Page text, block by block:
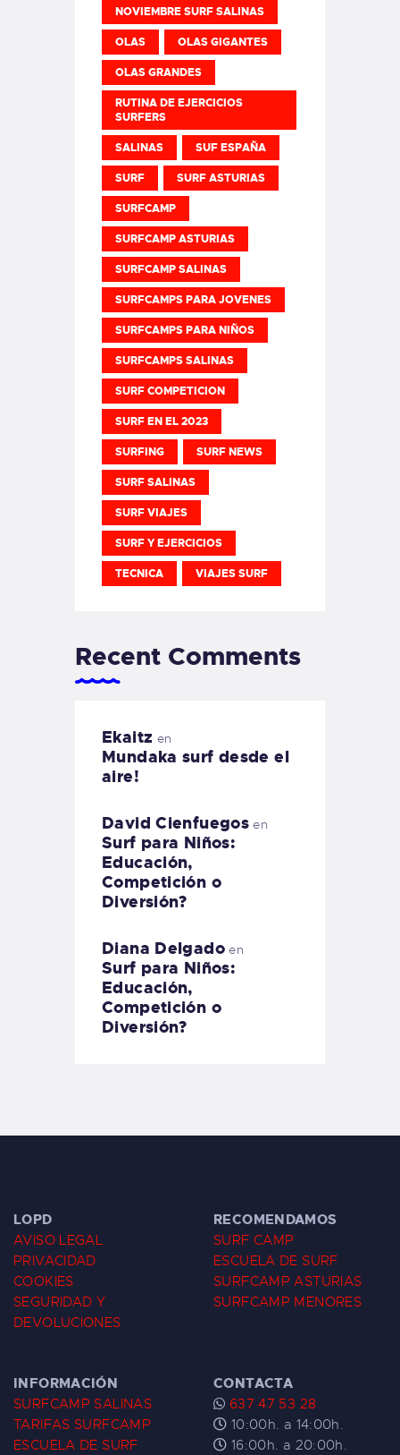
NOVIEMBRE SURF SALINAS
OLAS OLAS GIGANTES
OLAS GRANDES
RUTINA DE EJERCICIOS
SURFERS
SALINAS SUF ESPAÑA
SURF SURF ASTURIAS
SURFCAMP
SURFCAMP ASTURIAS
SURFCAMP SALINAS
SURFCAMPS PARA JOVENES
SURFCAMPS PARA NIÑOS
SURFCAMPS SALINAS
SURF COMPETICION
SURF EN EL 2023
SURFING SURF NEWS
SURF SALINAS
SURF VIAJES
SURF Y EJERCICIOS
TECNICA VIAJES SURF
Recent Comments
Ekaitz en
Mundaka surf desde el
aire!
David Cienfuegos en
Surf para Niños:
Educación,
Competición o
Diversión?
Diana Delgadoen
Surf para Niños:
Educación,
Competición o
Diversión?
LOPD
AVISO LEGAL
PRIVACIDAD
COOKIES
SEGURIDAD Y
DEVOLUCIONES
RECOMENDAMOS
SURF CAMP
ESCUELA DE SURF
SURFCAMP ASTURIAS
SURFCAMP MENORES
INFORMACIÓN
SURFCAMP SALINAS
TARIFAS SURFCAMP
ESCUELA DE SURF
CONTACTA
637 47 53 28
10:00h. a 14:00h.
16:00h. a 20:00h.